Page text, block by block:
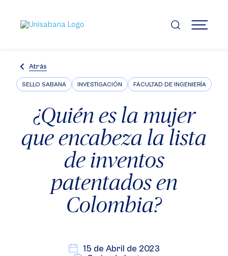
contenido
principal
MENÚ
Atrás
SELLO SABANA INVESTIGACIÓN FACULTAD DE INGENIERÍA
¿Quién es la mujer
que encabeza la lista
de inventos
patentados en
Colombia?
15 de Abril de 2023